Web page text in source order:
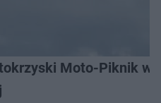
Moto-Piknik w